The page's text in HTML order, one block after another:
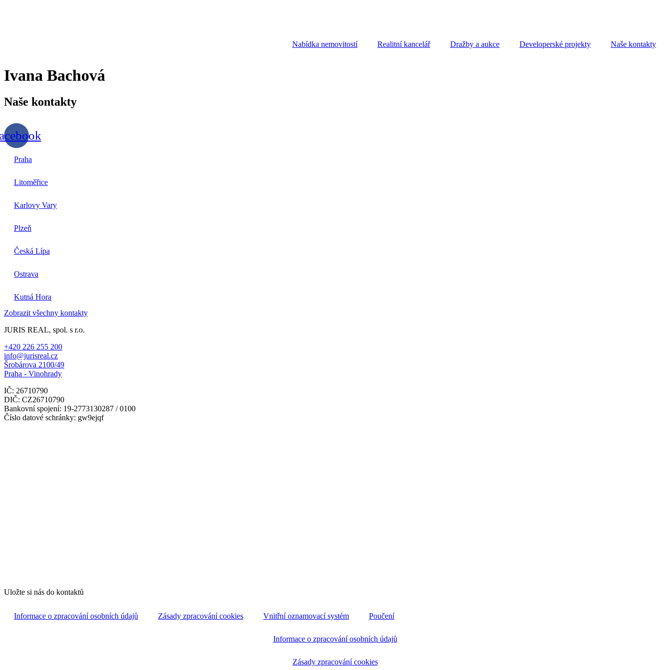
Nabídka nemovitostí Realitní kancelář Dražby a aukce Developerské projekty Naše kontakty
Ivana Bachová
Naše kontakty
Praha
Litoměřice
Karlovy Vary
Plzeň
Česká Lípa
Ostrava
Kutná Hora
Zobrazit všechny kontakty
JURIS REAL, spol. s r.o.
+420 226 255 200
info@jurisreal.cz
Šrobárova 2100/49
Praha - Vinohrady
IČ: 26710790
DIČ: CZ26710790
Bankovní spojení: 19-2773130287 / 0100
Číslo datové schránky: gw9ejqf
Uložte si nás do kontaktů
Informace o zpracování osobních údajů Zásady zpracování cookies Vnitřní oznamovací systém Poučení
Informace o zpracování osobních údajů
Zásady zpracování cookies